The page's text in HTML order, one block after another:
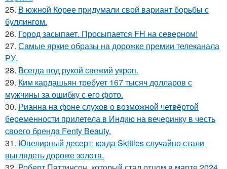
25. В южной Корее придумали свой вариант борьбы с
буллингом.
26. Город засыпает. Просыпается FH на северном!
27. Самые яркие образы на дорожке премии телеканала
РУ.
28. Всегда под рукой свежий укроп.
29. Ким кардашьян требует 167 тысяч долларов с
мужчины за ошибку с его фото.
30. Рианна на фоне слухов о возможной четвёртой
беременности прилетела в Индию на вечеринку в честь
своего бренда Fenty Beauty.
31. Ювелирный десерт: когда Skittles случайно стали
выглядеть дороже золота.